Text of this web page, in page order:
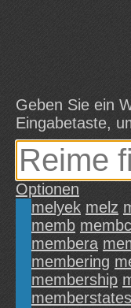
Geben Sie ein
Eingabetaste,
Optionen
melyek melz
memb
membera
membering
membership
memberstates